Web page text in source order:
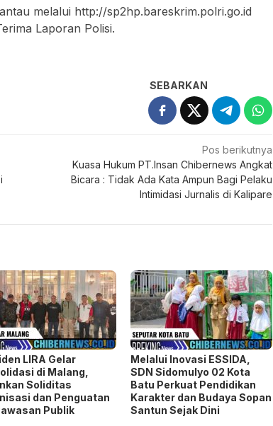
melalui http://sp2hp.bareskrim.polri.go.id
Laporan Polisi.
SEBARKAN
Pos berikutnya
Kuasa Hukum PT.Insan Chibernews Angkat
Bicara : Tidak Ada Kata Ampun Bagi Pelaku
Intimidasi Jurnalis di Kalipare
LIRA Gelar
di Malang,
Soliditas
dan Penguatan
Publik
Melalui Inovasi ESSIDA,
SDN Sidomulyo 02 Kota
Batu Perkuat Pendidikan
Karakter dan Budaya Sopan
Santun Sejak Dini